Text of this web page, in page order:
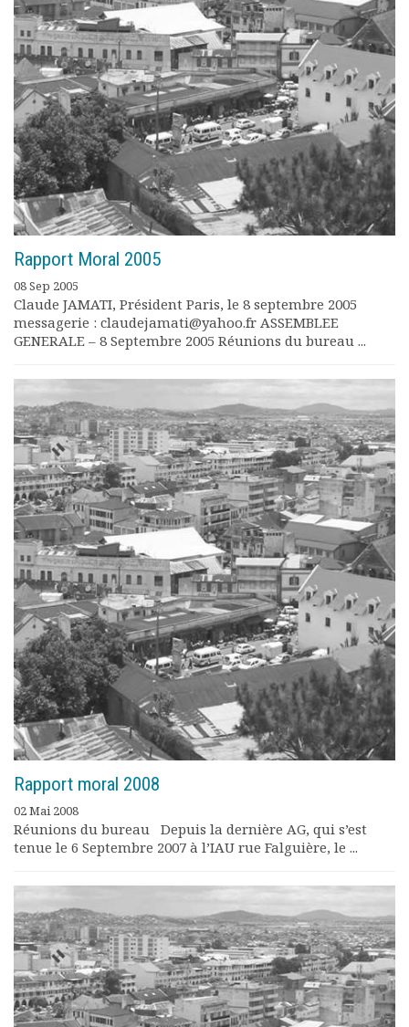
Rapport Moral 2005
08 Sep 2005
Claude JAMATI, Président Paris, le 8 septembre 2005
messagerie : claudejamati@yahoo.fr ASSEMBLEE
GENERALE – 8 Septembre 2005 Réunions du bureau ...
Rapport moral 2008
02 Mai 2008
Réunions du bureau Depuis la dernière AG, qui s’est
tenue le 6 Septembre 2007 à l’IAU rue Falguière, le ...